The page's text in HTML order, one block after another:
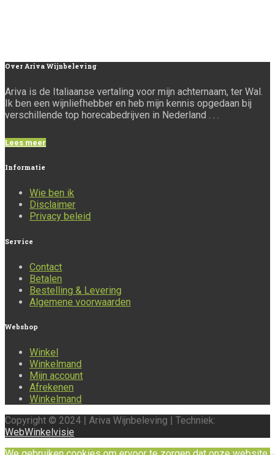
Over Ariva Wijnbeleving
Ariva is de Italiaanse vertaling voor mijn achternaam, ter Wal.
Ik ben een wijnliefhebber en heb mijn kennis opgedaan bij
verschillende top horecabedrijven in Nederland . . .
Lees meer
Informatie
Wie ben ik
Disclaimer
Privacy beleid
Service
Contact
Betalen
Bestelling & Levering
Algemene voorwaarden
Webshop
Winkel
Winkelmand
Mijn account
Afrekenen
Winkelmand
Copyright © 2024 | Ariva Wijnbeleving | Techniek:
WebWinkelvisie